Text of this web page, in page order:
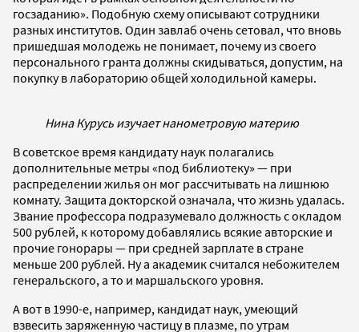
госзаданию». Подобную схему описывают сотрудники
разных институтов. Один завлаб очень сетовал, что вновь
пришедшая молодежь не понимает, почему из своего
персонального гранта должны скидываться, допустим, на
покупку в лабораторию общей холодильной камеры.
Нина Курусь изучает нанометровую материю
В советское время кандидату наук полагались
дополнительные метры «под библиотеку» — при
распределении жилья он мог рассчитывать на лишнюю
комнату. Защита докторской означала, что жизнь удалась.
Звание профессора подразумевало должность с окладом
500 рублей, к которому добавлялись всякие авторские и
прочие гонорары — при средней зарплате в стране
меньше 200 рублей. Ну а академик считался небожителем
генеральского, а то и маршальского уровня.
А вот в 1990-е, например, кандидат наук, умеющий
взвесить заряженную частицу в плазме, по утрам